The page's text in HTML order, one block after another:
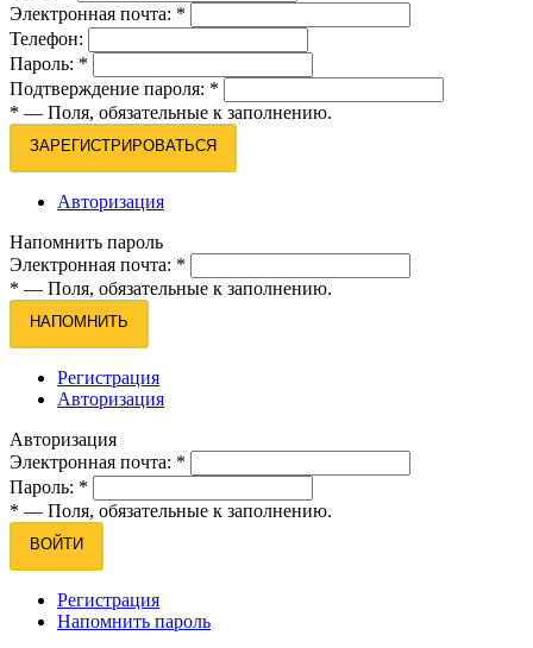
Электронная почта: *
Телефон:
Пароль: *
Подтверждение пароля: *
* — Поля, обязательные к заполнению.
ЗАРЕГИСТРИРОВАТЬСЯ
Авторизация
Напомнить пароль
Электронная почта: *
* — Поля, обязательные к заполнению.
НАПОМНИТЬ
Регистрация
Авторизация
Авторизация
Электронная почта: *
Пароль: *
* — Поля, обязательные к заполнению.
ВОЙТИ
Регистрация
Напомнить пароль